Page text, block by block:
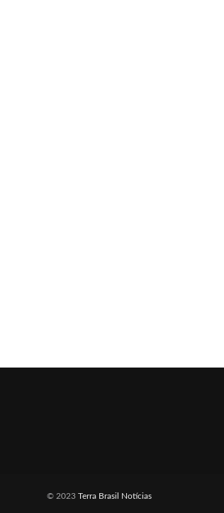
© 2023 Terra Brasil Notícias